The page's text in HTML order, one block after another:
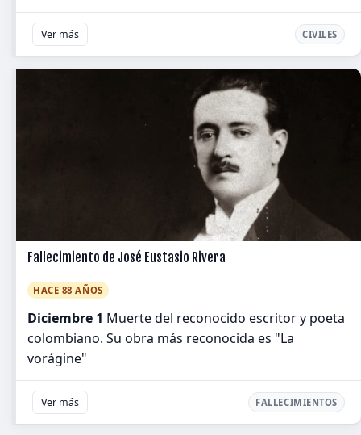
Ver más CIVILES
Fallecimiento de José Eustasio Rivera
HACE 88 AÑOS
Diciembre 1 Muerte del reconocido escritor y poeta
colombiano. Su obra más reconocida es "La
vorágine"
Ver más FALLECIMIENTOS